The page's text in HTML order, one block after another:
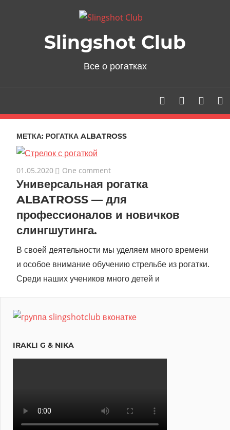
Slingshot Club
Все о рогатках
МЕТКА: РОГАТКА ALBATROSS
01.05.2020 One comment
Универсальная рогатка
ALBATROSS — для
профессионалов и новичков
слингшутинга.
В своей деятельности мы уделяем много времени
и особое внимание обучению стрельбе из рогатки.
Среди наших учеников много детей и
IRAKLI G & NIKA